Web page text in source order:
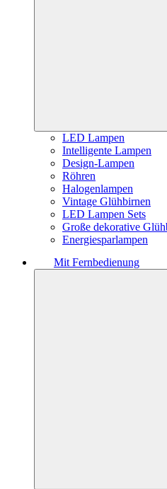
LED Lampen
Intelligente Lampen
Design-Lampen
Röhren
Halogenlampen
Vintage Glühbirnen
LED Lampen Sets
Große dekorative
Energiesparlampen
Mit Fernbedienung